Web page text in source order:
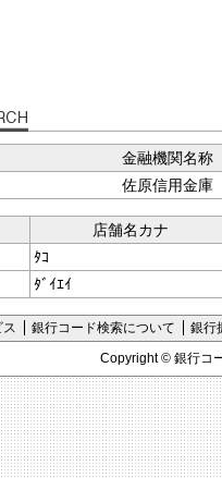
金融機関名称
佐原信用金庫
店舗名カナ
ﾀｺ
ﾀﾞｲｴｲ
銀行コード検索について
銀行
Copyright © 銀行コ